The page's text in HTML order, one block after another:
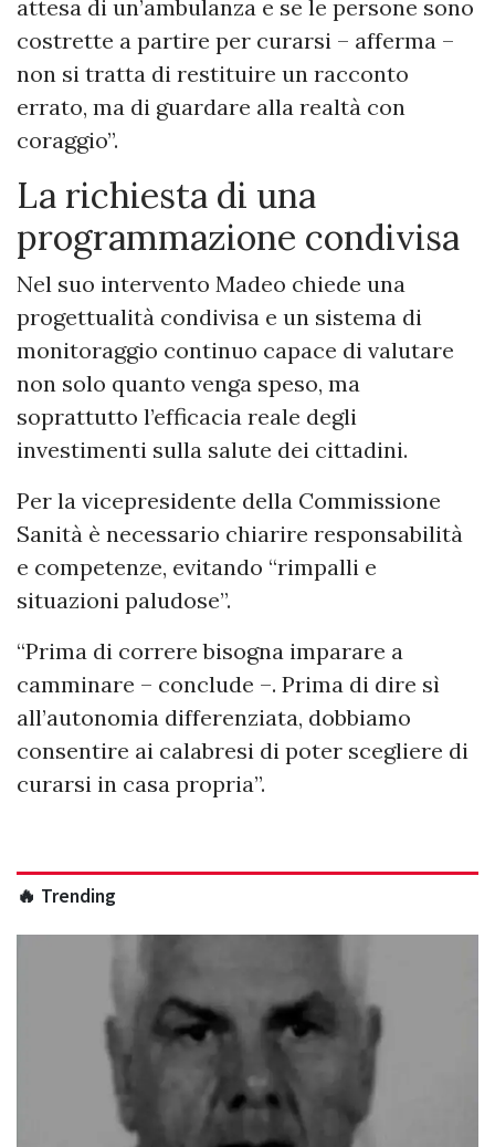
attesa di un’ambulanza e se le persone sono
costrette a partire per curarsi – afferma –
non si tratta di restituire un racconto
errato, ma di guardare alla realtà con
coraggio”.
La richiesta di una
programmazione condivisa
Nel suo intervento Madeo chiede una
progettualità condivisa e un sistema di
monitoraggio continuo capace di valutare
non solo quanto venga speso, ma
soprattutto l’efficacia reale degli
investimenti sulla salute dei cittadini.
Per la vicepresidente della Commissione
Sanità è necessario chiarire responsabilità
e competenze, evitando “rimpalli e
situazioni paludose”.
“Prima di correre bisogna imparare a
camminare – conclude –. Prima di dire sì
all’autonomia differenziata, dobbiamo
consentire ai calabresi di poter scegliere di
curarsi in casa propria”.
🔥 Trending